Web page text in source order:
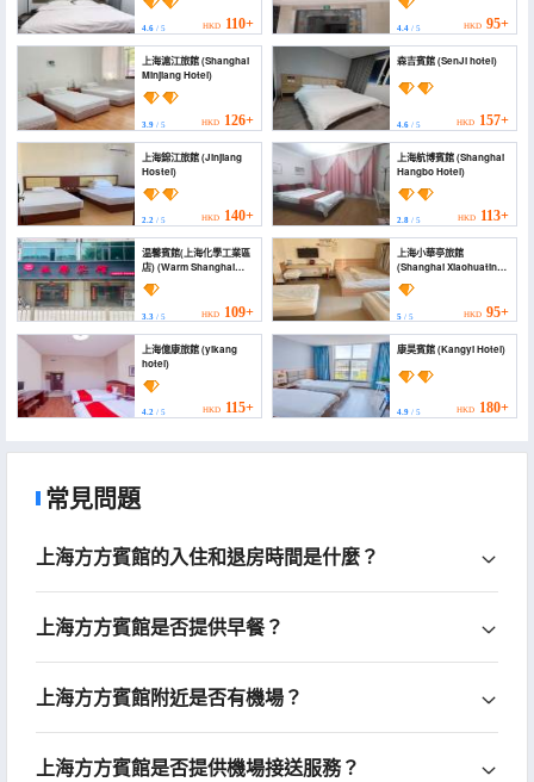
4.6 / 5 HKD 110+ 4.4/ 5 HKD 95+
上海滬江旅館 (Shanghai
Minjiang Hotel)
3.9 / 5 HKD 126+
森吉賓館 (SenJi hotel)
4.6/ 5 HKD 157+
上海錦江旅館 (Jinjiang
Hostel)
2.2 / 5 HKD 140+
上海航博賓館 (Shanghai
Hangbo Hotel)
2.8/ 5 HKD 113+
温馨賓館(上海化學工業區
店) (Warm Shanghai
Hotel)
3.3 / 5 HKD 109+
上海小華亭旅館
(Shanghai Xiaohuating
Hotel)
5/ 5 HKD 95+
上海億康旅館 (yikang
hotel)
4.2 / 5 HKD 115+
康昊賓館 (Kangyi Hotel)
4.9/ 5 HKD 180+
常見問題
上海方方賓館的入住和退房時間是什麼？
上海方方賓館是否提供早餐？
上海方方賓館附近是否有機場？
上海方方賓館是否提供機場接送服務？